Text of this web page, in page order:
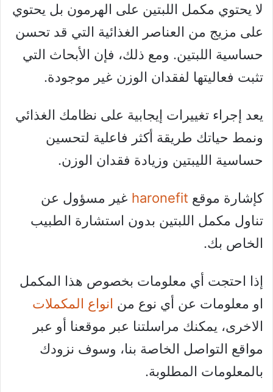
لا يحتوي مكمل اللبتين على الهرمون بل يحتوي
على مزيج من العناصر الغذائية التي قد تحسن
حساسية اللبتين. ومع ذلك، فإن الأبحاث التي
تثبت فعاليتها لفقدان الوزن غير موجودة.
يعد إجراء تغييرات إيجابية على نظامك الغذائي
ونمط حياتك طريقة أكثر فاعلية لتحسين
حساسية الليبتين وزيادة فقدان الوزن.
كإشارة موقع haronefit غير مسؤول عن
تناول مكمل اللبتين بدون استشارة الطبيب
الخاص بك.
إذا احتجت أي معلومات بخصوص هذا المكمل
او معلومات عن أي نوع من انواع المكملات
الاخرى، يمكنك مراسلتنا عبر موقعنا أو عبر
مواقع التواصل الخاصة بنا، وسوف نزودك
بالمعلومات المطلوبة.